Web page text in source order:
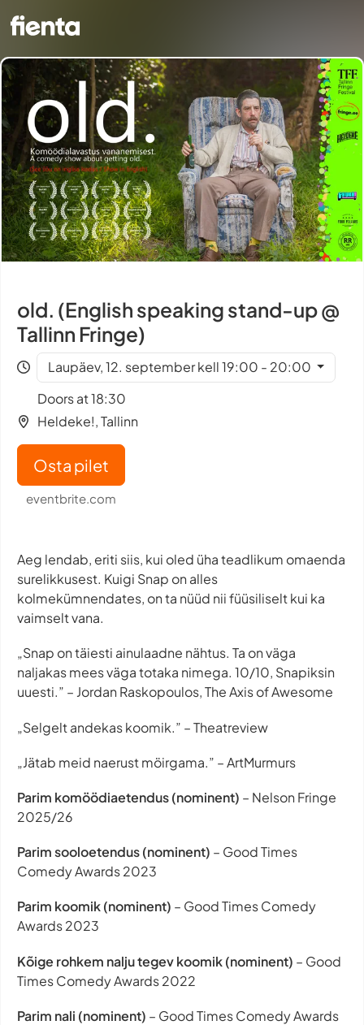
old. (English speaking stand-up @
Tallinn Fringe)
Laupäev, 12. september kell 19:00 - 20:00
Doors at 18:30
Heldeke!, Tallinn
Osta pilet
eventbrite.com
Aeg lendab, eriti siis, kui oled üha teadlikum omaenda
surelikkusest. Kuigi Snap on alles
kolmekümnendates, on ta nüüd nii füüsiliselt kui ka
vaimselt vana.
„Snap on täiesti ainulaadne nähtus. Ta on väga
naljakas mees väga totaka nimega. 10/10, Snapiksin
uuesti.” – Jordan Raskopoulos, The Axis of Awesome
„Selgelt andekas koomik.” – Theatreview
„Jätab meid naerust möirgama.” – ArtMurmurs
Parim komöödiaetendus (nominent) – Nelson Fringe
2025/26
Parim sooloetendus (nominent) – Good Times
Comedy Awards 2023
Parim koomik (nominent) – Good Times Comedy
Awards 2023
Kõige rohkem nalju tegev koomik (nominent) – Good
Times Comedy Awards 2022
Parim nali (nominent) – Good Times Comedy Awards